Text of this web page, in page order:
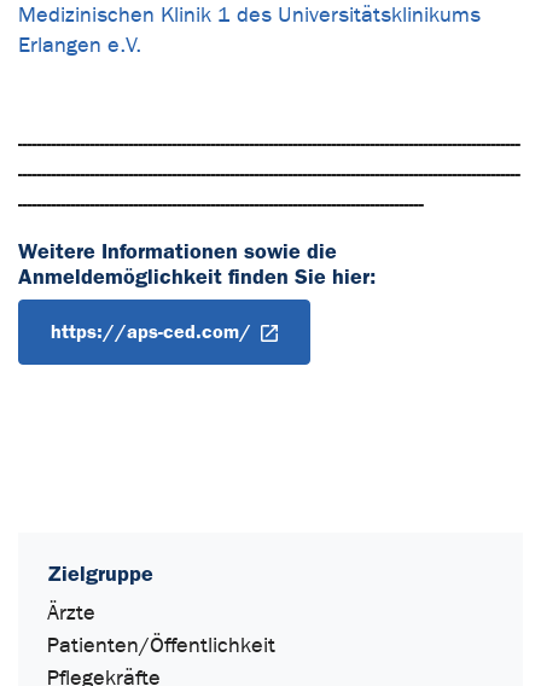
Medizinischen Klinik 1 des Universitätsklinikums
Erlangen e.V.
--------------------------------------------------------------------------------------------------------
--------------------------------------------------------------------------------------------------------
------------------------------------------------------------------------------------
Weitere Informationen sowie die
Anmeldemöglichkeit finden Sie hier:
https://aps-ced.com/
Zielgruppe
Ärzte
Patienten/Öffentlichkeit
Pflegekräfte